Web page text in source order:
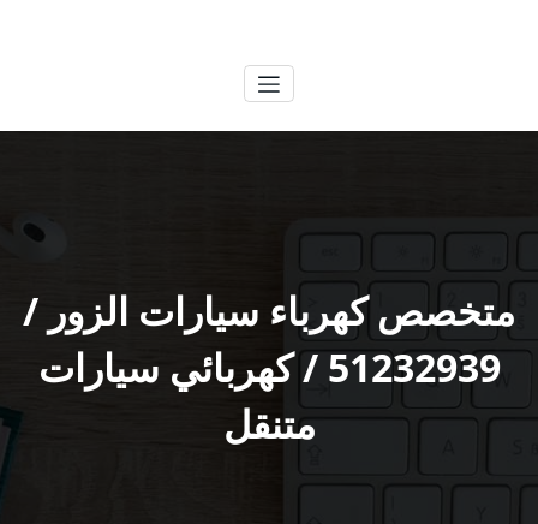
متخصص كهرباء سيارات الزور /
51232939‬ / كهربائي سيارات
متنقل